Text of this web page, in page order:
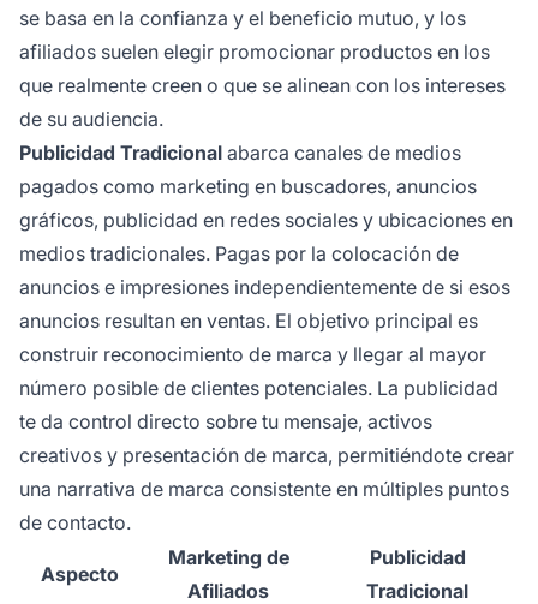
se basa en la confianza y el beneficio mutuo, y los
afiliados suelen elegir promocionar productos en los
que realmente creen o que se alinean con los intereses
de su audiencia.
Publicidad Tradicional abarca canales de medios
pagados como marketing en buscadores, anuncios
gráficos, publicidad en redes sociales y ubicaciones en
medios tradicionales. Pagas por la colocación de
anuncios e impresiones independientemente de si esos
anuncios resultan en ventas. El objetivo principal es
construir reconocimiento de marca y llegar al mayor
número posible de clientes potenciales. La publicidad
te da control directo sobre tu mensaje, activos
creativos y presentación de marca, permitiéndote crear
una narrativa de marca consistente en múltiples puntos
de contacto.
Aspecto
Marketing de
Afiliados
Publicidad
Tradicional